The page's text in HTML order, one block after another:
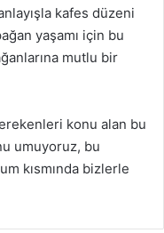
kafes düzeni
yaşamı için bu
mutlu bir
konu alan bu
umuyoruz, bu
kısmında bizlerle